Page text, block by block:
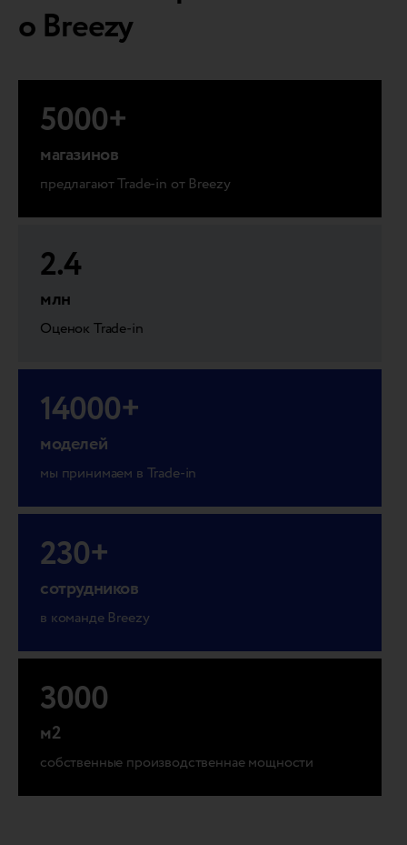
о Breezy
5000+
магазинов
предлагают Trade-in от Breezy
2.4
млн
Оценок Trade-in
14000+
моделей
мы принимаем в Trade-in
230+
сотрудников
в команде Breezy
3000
м2
собственные производственнае мощности